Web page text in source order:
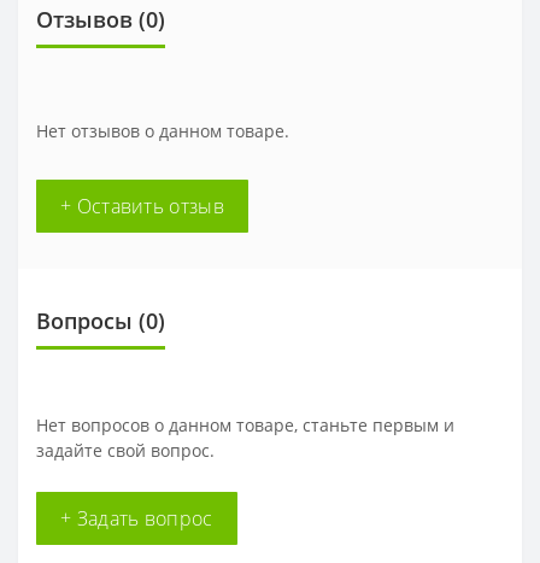
Отзывов (0)
Нет отзывов о данном товаре.
+ Оставить отзыв
Вопросы (0)
Нет вопросов о данном товаре, станьте первым и
задайте свой вопрос.
+ Задать вопрос